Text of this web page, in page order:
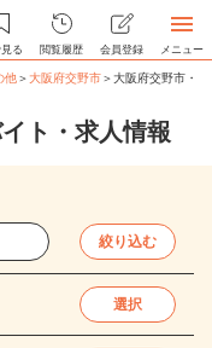
る 閲覧履歴 会員登録 メニュー
他＞大阪府交野市＞大阪府交野市・
ト・求人情報
絞り込む
選択